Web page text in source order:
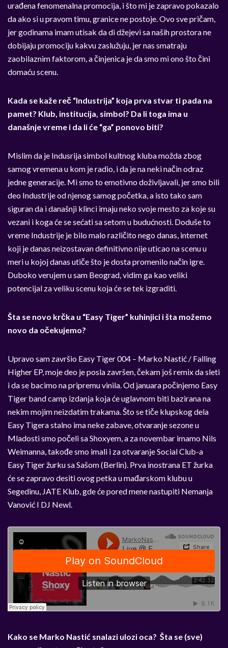
urađena fenomenalna promocija, i što mi je zapravo pokazalo
da ako si u pravom timu, granice ne postoje. Ovo sve pričam,
jer godinama imam utisak da di džejevi sa naših prostora ne
dobijaju promociju kakvu zaslužuju, jer nas smatraju
zaobilaznim faktorom, a činjenica je da smo mi ono što čini
domaću scenu.
Kada se kaže reč “Industrija” koja prva stvar ti pada na
pamet? Klub, institucija, simbol? Da li toga ima u
današnje vreme i da li će “ga” ponovo biti?
Mislim da je Indusrija simbol kultnog kluba možda zbog
samog vremena u kom je radio, i da je na neki način odraz
jedne generacije. Mi smo to emotivno doživljavali, jer smo bili
deo Industrije od njenog samog početka, a isto tako sam
siguran da i današnji klinci imaju neko svoje mesto za koje su
vezani i koga će se sećati sa setom u budućnosti. Doduše to
vreme Industrije je bilo malo različito nego danas, internet
koji je danas neizostavan definitivno nije uticao na scenu u
meri u kojoj danas utiče što je dosta promenilo način igre.
Duboko verujem u sam Beograd, vidim ga kao veliki
potencijal za veliku scenu koja će se tek izgraditi.
Šta se novo krčka u “Easy Tiger” kuhinjici i šta možemo
novo da očekujemo?
Upravo sam završio Easy Tiger 004 – Marko Nastić / Falling
Higher EP, moje deo je posla završen, čekam još remix da sleti
i da se bacimo na pripremu vinila. Od januara počinjemo Easy
Tiger band camp izdanja koja će uglavnom biti bazirana na
nekim mojim neizdatim trakama. Što se tiče klupskog dela
Easy Tigera stalno ima neke zabave, otvaranje sezone u
Mladosti smo počeli sa Shoxyem, a za novembar imamo Nils
Weimanna, takođe smo imali i za otvaranje Social Club-a
Easy Tiger žurku sa Sašom (Berlin). Prva inostrana ET žurka
će se zapravo desiti ovog petka u mađarskom klubu u
Segedinu, JATE Klub, gde će pored mene nastupiti Nemanja
Vanović I DJ Newl.
Kako se Marko Nastić snalazi ulozi oca? Šta se (sve)